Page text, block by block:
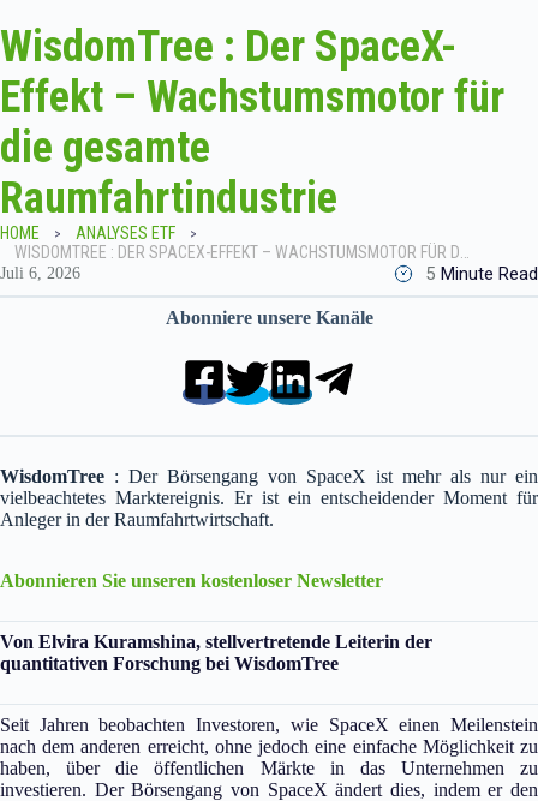
WisdomTree : Der SpaceX-
Effekt – Wachstumsmotor für
die gesamte
Raumfahrtindustrie
HOME
ANALYSES ETF
WISDOMTREE : DER SPACEX-EFFEKT – WACHSTUMSMOTOR FÜR DIE GESAMTE RAUMFAHRTINDUSTRIE
Juli 6, 2026 5 Minute Read
Abonniere unsere Kanäle
WisdomTree : Der Börsengang von SpaceX ist mehr als nur ein
vielbeachtetes Marktereignis. Er ist ein entscheidender Moment für
Anleger in der Raumfahrtwirtschaft.
Abonnieren Sie unseren kostenloser Newsletter
Von Elvira Kuramshina, stellvertretende Leiterin der
quantitativen Forschung bei WisdomTree
Seit Jahren beobachten Investoren, wie SpaceX einen Meilenstein
nach dem anderen erreicht, ohne jedoch eine einfache Möglichkeit zu
haben, über die öffentlichen Märkte in das Unternehmen zu
investieren. Der Börsengang von SpaceX ändert dies, indem er den